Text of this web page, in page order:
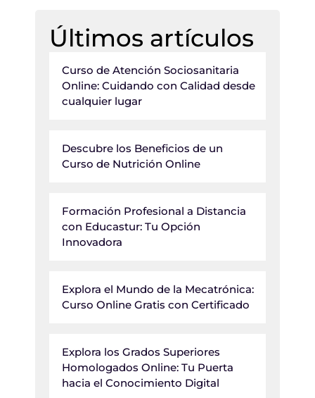
Últimos artículos
Curso de Atención Sociosanitaria
Online: Cuidando con Calidad desde
cualquier lugar
Descubre los Beneficios de un
Curso de Nutrición Online
Formación Profesional a Distancia
con Educastur: Tu Opción
Innovadora
Explora el Mundo de la Mecatrónica:
Curso Online Gratis con Certificado
Explora los Grados Superiores
Homologados Online: Tu Puerta
hacia el Conocimiento Digital